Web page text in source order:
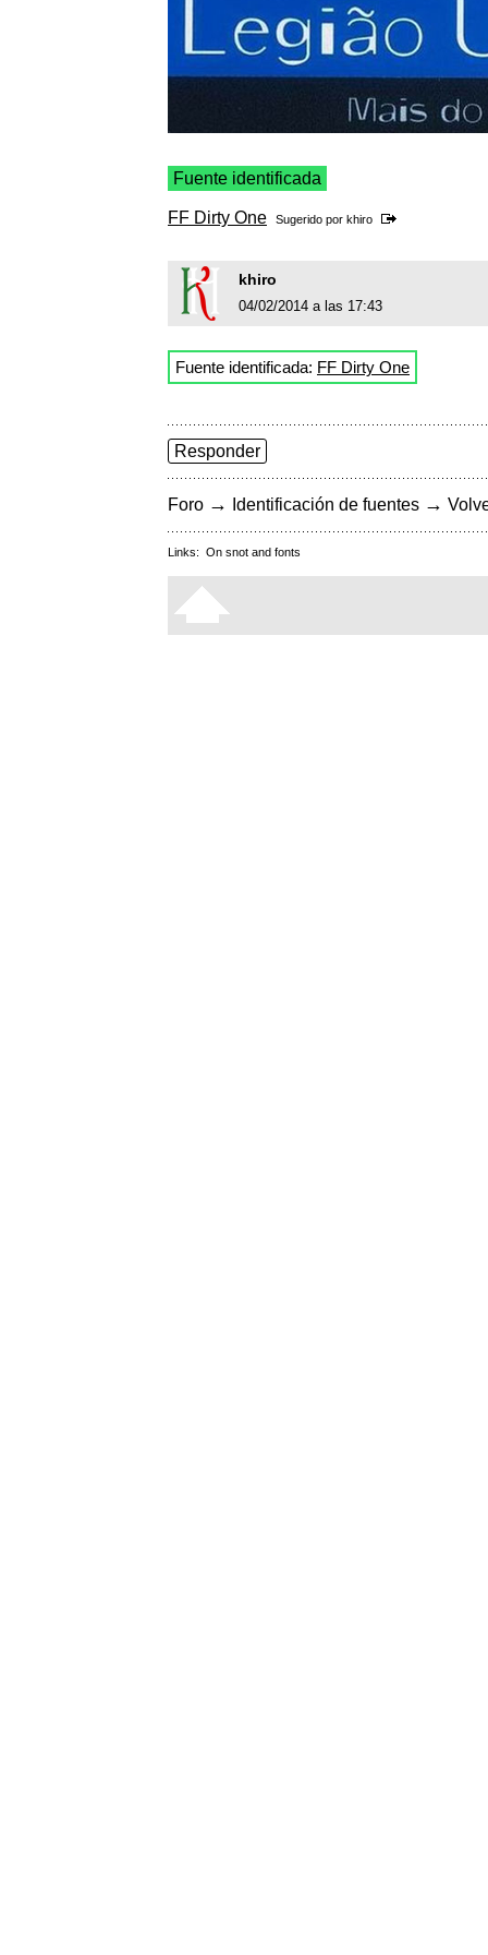
Fuente identificada
FF Dirty One Sugerido por khiro
khiro
04/02/2014 a las 17:43
Fuente identificada: FF Dirty One
Responder
Foro → Identificación de fuentes →
Links: On snot and fonts